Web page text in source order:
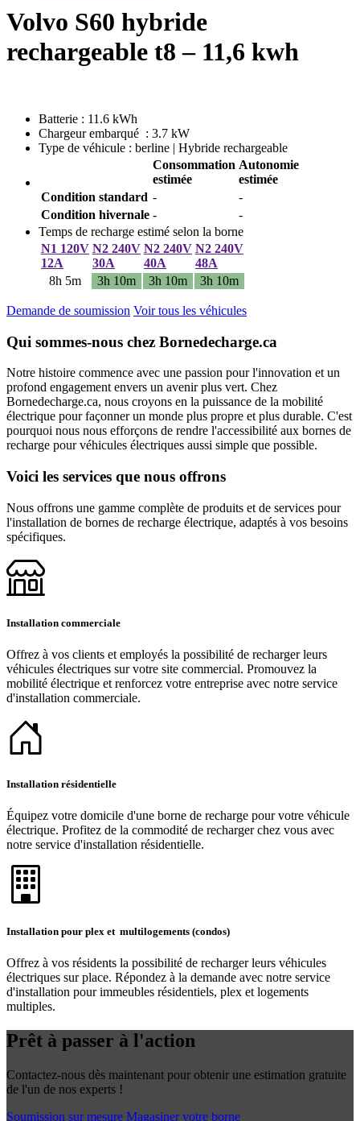
Volvo S60 hybride
rechargeable t8 – 11,6 kwh
Batterie : 11.6 kWh
Chargeur embarqué : 3.7 kW
Type de véhicule : berline | Hybride rechargeable
Consommation
estimée
Autonomie
estimée
Condition standard -
-
Condition hivernale -
-
Temps de recharge estimé selon la borne
N1 120V
12A
N2 240V
30A
N2 240V
40A
N2 240V
48A
8h 5m
3h 10m 3h 10m 3h 10m
Demande de soumission Voir tous les véhicules
Qui sommes-nous chez Bornedecharge.ca
Notre histoire commence avec une passion pour l'innovation et un
profond engagement envers un avenir plus vert. Chez
Bornedecharge.ca, nous croyons en la puissance de la mobilité
électrique pour façonner un monde plus propre et plus durable. C'est
pourquoi nous nous efforçons de rendre l'accessibilité aux bornes de
recharge pour véhicules électriques aussi simple que possible.
Voici les services que nous offrons
Nous offrons une gamme complète de produits et de services pour
l'installation de bornes de recharge électrique, adaptés à vos besoins
spécifiques.
Installation commerciale
Offrez à vos clients et employés la possibilité de recharger leurs
véhicules électriques sur votre site commercial. Promouvez la
mobilité électrique et renforcez votre entreprise avec notre service
d'installation commerciale.
Installation résidentielle
Équipez votre domicile d'une borne de recharge pour votre véhicule
électrique. Profitez de la commodité de recharger chez vous avec
notre service d'installation résidentielle.
Installation pour plex et multilogements (condos)
Offrez à vos résidents la possibilité de recharger leurs véhicules
électriques sur place. Répondez à la demande avec notre service
d'installation pour immeubles résidentiels, plex et logements
multiples.
Prêt à passer à l'action
Contactez-nous dès maintenant pour obtenir une estimation gratuite
de l'un de nos experts !
Soumission sur mesure Magasiner votre borne